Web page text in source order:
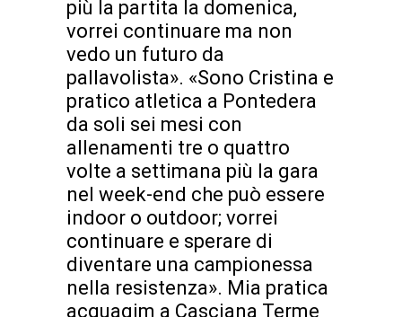
più la partita la domenica,
vorrei continuare ma non
vedo un futuro da
pallavolista». «Sono Cristina e
pratico atletica a Pontedera
da soli sei mesi con
allenamenti tre o quattro
volte a settimana più la gara
nel week-end che può essere
indoor o outdoor; vorrei
continuare e sperare di
diventare una campionessa
nella resistenza». Mia pratica
acquagim a Casciana Terme